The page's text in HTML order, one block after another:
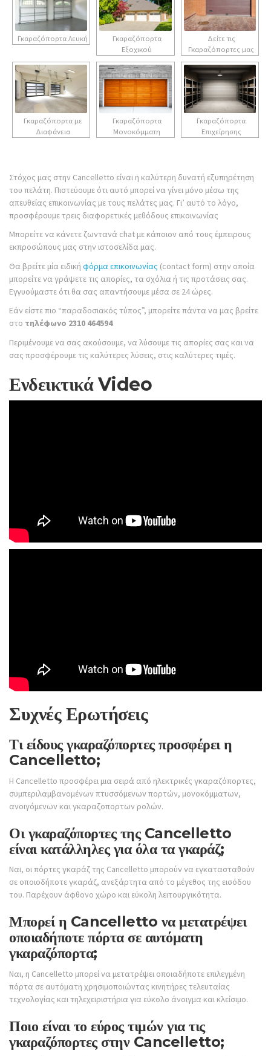
Γκαραζόπορτα Λευκή
Γκαραζόπορτα
Εξοχικού
Δείτε τις
Γκαραζόπορτες μας
Γκαραζόπορτα με
Διαφάνεια
Γκαραζόπορτα
Μονοκόμματη
Γκαραζόπορτα
Επιχείρησης
Στόχος μας στην Cancelletto είναι η καλύτερη δυνατή εξυπηρέτηση
του πελάτη. Πιστεύουμε ότι αυτό μπορεί να γίνει μόνο μέσω της
απευθείας επικοινωνίας με τους πελάτες μας. Γι’ αυτό το λόγο,
προσφέρουμε τρεις διαφορετικές μεθόδους επικοινωνίας
Μπορείτε να κάνετε ζωντανά chat με κάποιον από τους έμπειρους
εκπροσώπους μας στην ιστοσελίδα μας.
Θα βρείτε μία ειδική φόρμα επικοινωνίας (contact form) στην οποία
μπορείτε να γράψετε τις απορίες, τα σχόλια ή τις προτάσεις σας.
Εγγυούμαστε ότι θα σας απαντήσουμε μέσα σε 24 ώρες.
Εάν είστε πιο “παραδοσιακός τύπος”, μπορείτε πάντα να μας βρείτε
στο τηλέφωνο 2310 464594
Περιμένουμε να σας ακούσουμε, να λύσουμε τις απορίες σας και να
σας προσφέρουμε τις καλύτερες λύσεις, στις καλύτερες τιμές.
Ενδεικτικά Video
Συχνές Ερωτήσεις
Τι είδους γκαραζόπορτες προσφέρει η
Cancelletto;
Η Cancelletto προσφέρει μια σειρά από ηλεκτρικές γκαραζόπορτες,
συμπεριλαμβανομένων πτυσσόμενων πορτών, μονοκόμματων,
ανοιγόμενων και γκαραζοπορτων ρολών.
Οι γκαραζόπορτες της Cancelletto
είναι κατάλληλες για όλα τα γκαράζ;
Ναι, οι πόρτες γκαράζ της Cancelletto μπορούν να εγκατασταθούν
σε οποιοδήποτε γκαράζ, ανεξάρτητα από το μέγεθος της εισόδου
του. Παρέχουν άφθονο χώρο και εύκολη λειτουργικότητα.
Μπορεί η Cancelletto να μετατρέψει
οποιαδήποτε πόρτα σε αυτόματη
γκαραζόπορτα;
Ναι, η Cancelletto μπορεί να μετατρέψει οποιαδήποτε επιλεγμένη
πόρτα σε αυτόματη χρησιμοποιώντας κινητήρες τελευταίας
τεχνολογίας και τηλεχειριστήρια για εύκολο άνοιγμα και κλείσιμο.
Ποιο είναι το εύρος τιμών για τις
γκαραζόπορτες στην Cancelletto;